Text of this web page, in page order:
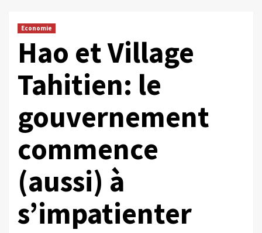
Economie
Hao et Village
Tahitien: le
gouvernement
commence
(aussi) à
s’impatienter